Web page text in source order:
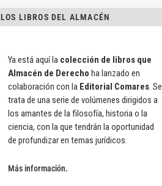
LOS LIBROS DEL ALMACÉN
Ya está aquí la colección de libros que
Almacén de Derecho ha lanzado en
colaboración con la Editorial Comares. Se
trata de una serie de volúmenes dirigidos a
los amantes de la filosofía, historia o la
ciencia, con la que tendrán la oportunidad
de profundizar en temas jurídicos.
Más información.